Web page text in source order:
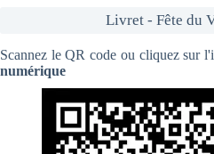
Livret - Fête du
Scannez le QR code ou cliquez sur
numérique